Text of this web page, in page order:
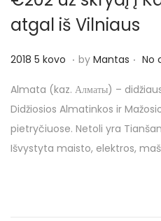
atgal iš Vilniaus
P
s
t
e
d
2018 5 kovo 2
1
8
5
k
. by Mantas . No
Almata (kaz. Алматы) –
Didžiosios Almatinkos ir
pietryčiuose. Netoli yra
Išvystyta maisto, elektros,